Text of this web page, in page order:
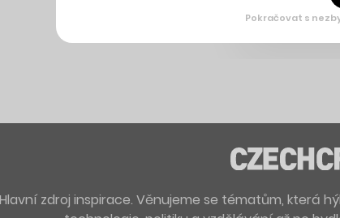
Hlavní zdroj inspirace. Věnujeme se tématům, která
Pokračovat s